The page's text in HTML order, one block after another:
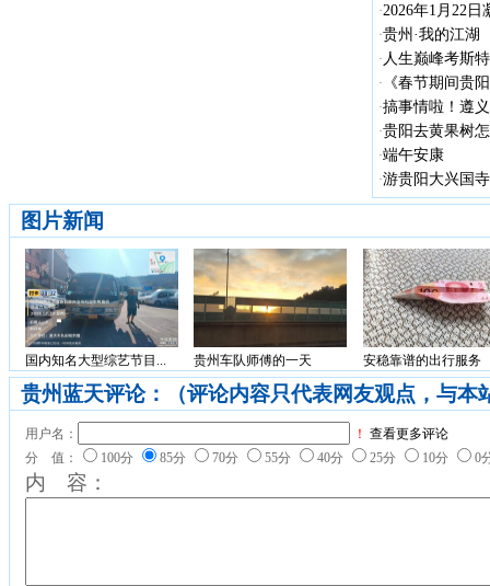
·2026年1月22日
·贵州·我的江湖
· 人生巅峰考斯特
· 《春节期间贵
·搞事情啦！遵
·贵阳去黄果树
·端午安康
·游贵阳大兴国
图片新闻
国内知名大型综艺节目... 贵州车队师傅的一天 安稳靠谱的出行服务
贵州蓝天评论：（评论内容只代表网友观点，与本
用户名： ！ 查看更多评论
分 值：
100分 85分 70分 55分 40分 25分 10分 0
内 容：